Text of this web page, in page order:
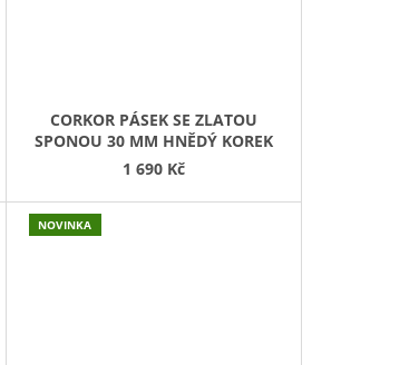
CORKOR PÁSEK SE ZLATOU
SPONOU 30 MM HNĚDÝ KOREK
1 690 Kč
NOVINKA